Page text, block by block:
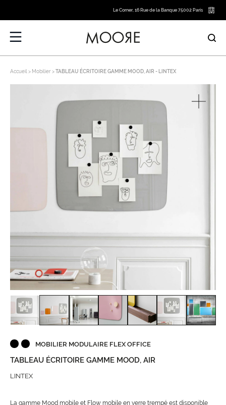
Le Corner, 16 Rue de la Banque 75002 Paris
Accueil Mobilier TABLEAU ÉCRITOIRE GAMME MOOD, AIR - LINTEX
MOBILIER MODULAIRE FLEX OFFICE
TABLEAU ÉCRITOIRE GAMME MOOD, AIR
LINTEX
La gamme Mood mobile et Flow mobile en verre trempé est disponible